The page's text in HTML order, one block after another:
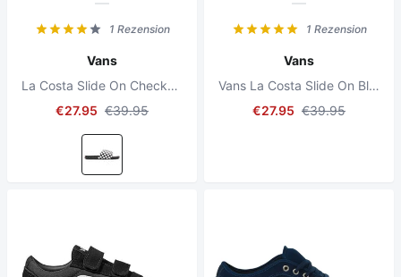
1 Rezension
Vans
La Costa Slide On Checkerboard
€27.95 €39.95
1 Rezension
Vans
Vans La Costa Slide On Black
€27.95 €39.95